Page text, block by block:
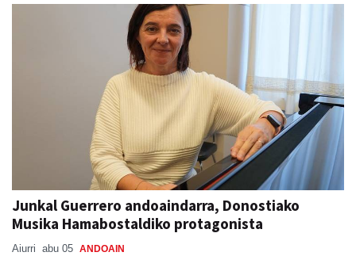
Junkal Guerrero andoaindarra, Donostiako
Musika Hamabostaldiko protagonista
Aiurri abu 05 ANDOAIN